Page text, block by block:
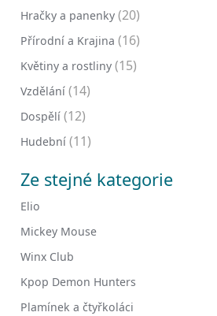
Hračky a panenky (20)
Přírodní a Krajina (16)
Květiny a rostliny (15)
Vzdělání (14)
Dospělí (12)
Hudební (11)
Ze stejné kategorie
Elio
Mickey Mouse
Winx Club
Kpop Demon Hunters
Plamínek a čtyřkoláci